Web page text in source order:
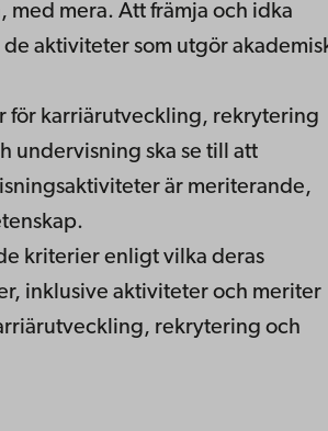
med mera. Att främja och idka
aktiviteter som utgör
för karriärutveckling, rekrytering
undervisning ska se till att
är meriterande,
kriterier enligt vilka deras
inklusive aktiviteter och meriter
rekrytering och